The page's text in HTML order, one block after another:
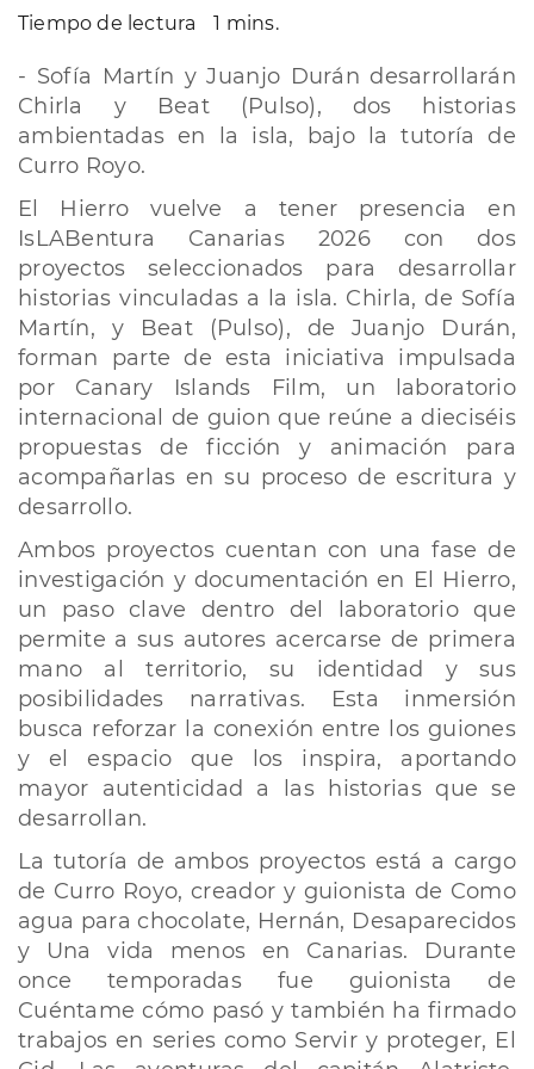
Tiempo de lectura 1 mins.
- Sofía Martín y Juanjo Durán desarrollarán
Chirla y Beat (Pulso), dos historias
ambientadas en la isla, bajo la tutoría de
Curro Royo.
El Hierro vuelve a tener presencia en
IsLABentura Canarias 2026 con dos
proyectos seleccionados para desarrollar
historias vinculadas a la isla. Chirla, de Sofía
Martín, y Beat (Pulso), de Juanjo Durán,
forman parte de esta iniciativa impulsada
por Canary Islands Film, un laboratorio
internacional de guion que reúne a dieciséis
propuestas de ficción y animación para
acompañarlas en su proceso de escritura y
desarrollo.
Ambos proyectos cuentan con una fase de
investigación y documentación en El Hierro,
un paso clave dentro del laboratorio que
permite a sus autores acercarse de primera
mano al territorio, su identidad y sus
posibilidades narrativas. Esta inmersión
busca reforzar la conexión entre los guiones
y el espacio que los inspira, aportando
mayor autenticidad a las historias que se
desarrollan.
La tutoría de ambos proyectos está a cargo
de Curro Royo, creador y guionista de Como
agua para chocolate, Hernán, Desaparecidos
y Una vida menos en Canarias. Durante
once temporadas fue guionista de
Cuéntame cómo pasó y también ha firmado
trabajos en series como Servir y proteger, El